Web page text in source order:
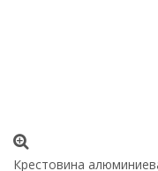
Крестовина